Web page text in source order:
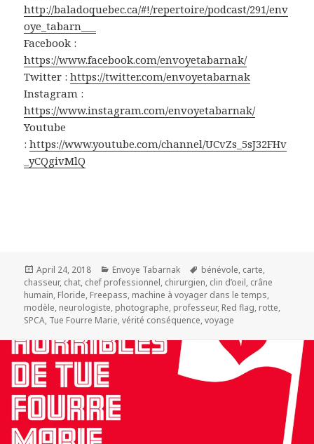
http://baladoquebec.ca/#!/repertoire/podcast/291/env
oye_tabarn___
Facebook :
https://www.facebook.com/envoyetabarnak/
Twitter :https://twitter.com/envoyetabarnak
Instagram :
https://www.instagram.com/envoyetabarnak/
Youtube
:https://www.youtube.com/channel/UCvZs_5sJ32FHv
_yCQgivMlQ
Posted
on
April 24, 2018 Categories
Envoye Tabarnak Tags
bénévole, carte,
chasseur, chat, chef professionnel, chirurgien, clin d’oeil, crâne
humain, Floride, Freepass, machine à voyager dans le temps,
modèle, neurologiste, photographe, professeur, Red flag, rotte,
SPCA, Tue Fourre Marie,vérité conséquence,voyage